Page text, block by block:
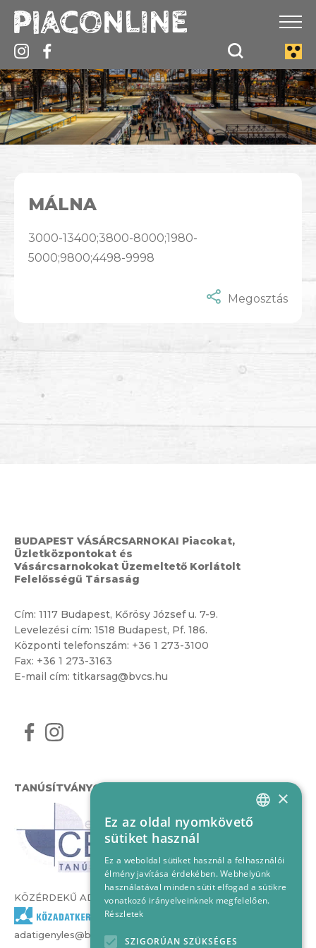
MÁLNA
3000-13400;3800-8000;1980-
5000;9800;4498-9998
Megosztás
BUDAPEST VÁSÁRCSARNOKAI Piacokat,
Üzletközpontokat és
Vásárcsarnokokat Üzemeltető Korlátolt
Felelősségű Társaság
Cím: 1117 Budapest, Kőrösy József u. 7-9.
Levelezési cím: 1518 Budapest, Pf. 186.
Központi telefonszám: +36 1 273-3100
Fax: +36 1 273-3163
E-mail cím: titkarsag@bvcs.hu
TANÚSÍTVÁNYOK
KÖZÉRDEKŰ ADATOK
adatigenyles@bvcs.hu
HUNGARIAN
×
Ez az oldal nyomkövető
sütiket használ
Ez a weboldal sütiket használ a felhasználói
élmény javítása érdekében. Webhelyünk
használatával minden sütit elfogad a sütikre
vonatkozó irányelveinknek megfelelően.
Részletek
SZIGORÚAN SZÜKSÉGES